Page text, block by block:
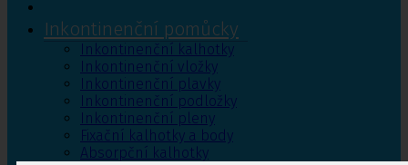
Inkontinenční pomůcky
Inkontinenční kalhotky
Inkontinenční vložky
Inkontinenční plavky
Inkontinenční podložky
Inkontinenční pleny
Fixační kalhotky a body
Absorpční kalhotky